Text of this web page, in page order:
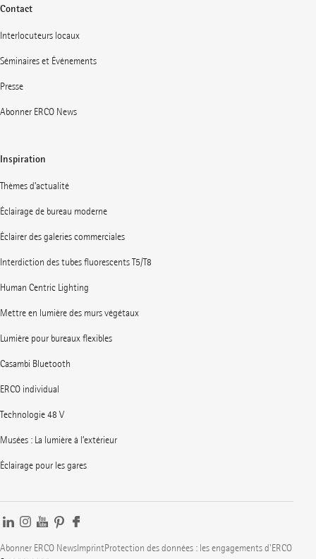
Contact
Interlocuteurs locaux
Séminaires et Événements
Presse
Abonner ERCO News
Inspiration
Thèmes d’actualité
Éclairage de bureau moderne
Éclairer des galeries commerciales
Interdiction des tubes fluorescents T5/T8
Human Centric Lighting
Mettre en lumière des murs végétaux
Lumière pour bureaux flexibles
Casambi Bluetooth
ERCO individual
Technologie 48 V
Musées : La lumière à l’extérieur
Éclairage pour les gares
Abonner ERCO NewsImprintProtection des données : les engagements d'ERCO